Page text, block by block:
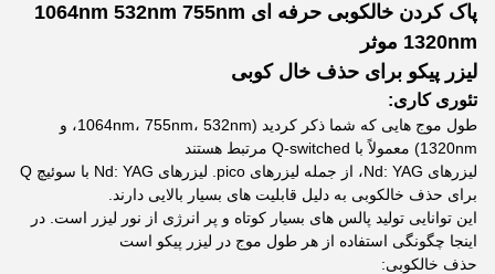
پاک کردن خالکوبی حرفه ای 1064nm 532nm 755nm
1320nm موثر
لیزر پیکو برای حذف خال کوبی
تئوری کاری:
طول موج هایی که شما ذکر کردید (1064nm، 755nm، 532nm، و
1320nm) معمولاً با Q-switched مرتبط هستند
لیزرهای Nd: YAG، از جمله لیزرهای pico. لیزرهای Nd: YAG با سوئیچ Q
برای حذف خالکوبی به دلیل قابلیت های بسیار بالایی دارند.
این توانایی تولید پالس های بسیار کوتاه و پر انرژی از نور لیزر است. در
اینجا چگونگی استفاده از هر طول موج در لیزر پیکو است
حذف خالکوبی: